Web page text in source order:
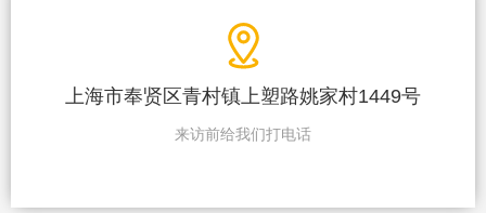
上海市奉贤区青村镇上塑路姚家村1449号
来访前给我们打电话